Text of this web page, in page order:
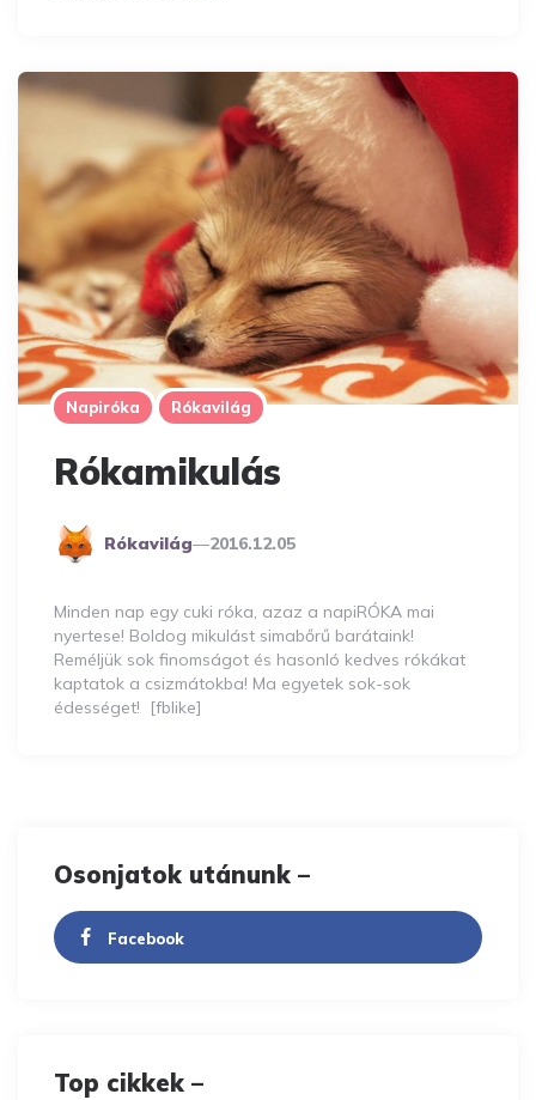
Napiróka Rókavilág
Rókamikulás
Posted
Rókavilág 2016.12.05
Minden nap egy cuki róka, azaz a napiRÓKA mai
nyertese! Boldog mikulást simabőrű barátaink!
Reméljük sok finomságot és hasonló kedves rókákat
kaptatok a csizmátokba! Ma egyetek sok-sok
édességet! [fblike]
Osonjatok utánunk –
Facebook
Top cikkek –